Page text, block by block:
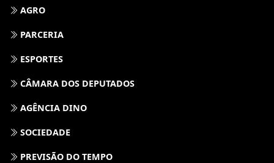
AGRO
PARCERIA
ESPORTES
CÂMARA DOS DEPUTADOS
AGÊNCIA DINO
SOCIEDADE
PREVISÃO DO TEMPO